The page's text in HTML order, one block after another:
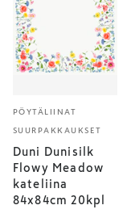
PÖYTÄLIINAT
SUURPAKKAUKSET
Duni Dunisilk
Flowy Meadow
kateliina
84x84cm 20kpl